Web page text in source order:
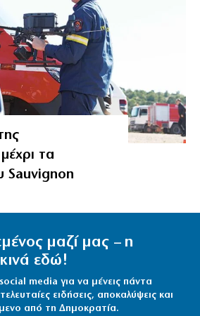
τα
Sauvignon
μαζί μας – η
εδώ!
media για να μένεις πάντα
ειδήσεις, αποκαλύψεις και
από τη Δημοκρατία.